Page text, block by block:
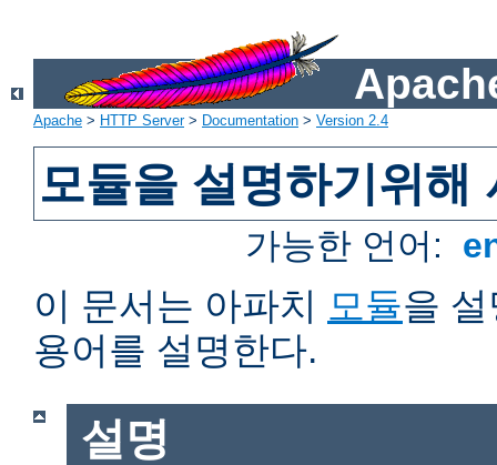
Apache > HTTP Server> Documentation > Version 2.4
모듈을 설명하기위해
가능한 언어:
이 문서는 아파치 모듈을
용어를 설명한다.
설명